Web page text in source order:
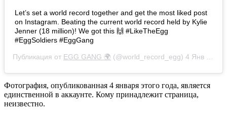
Let’s set a world record together and get the most liked post
on Instagram. Beating the current world record held by Kylie
Jenner (18 million)! We got this 🙌 #LikeTheEgg
#EggSoldiers #EggGang
Публикация от EGG GANG 🌍 (@world_record_egg) 4 Янв 2019 в 9:05 PST
Фотография, опубликованная 4 января этого года, является
единственной в аккаунте. Кому принадлежит страница,
неизвестно.